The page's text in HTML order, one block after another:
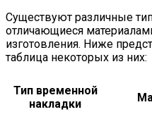
Существуют различные
отличающиеся
изготовления. Ниже
таблица некоторых из них:
Тип временной
накладки